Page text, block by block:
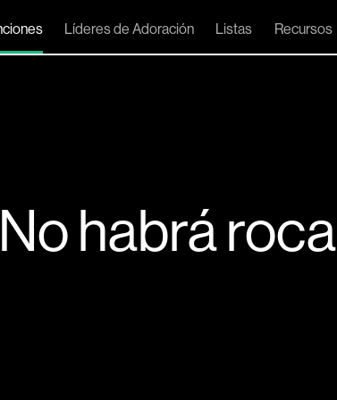
Líderes de Adoración Listas Recursos
habrá roca